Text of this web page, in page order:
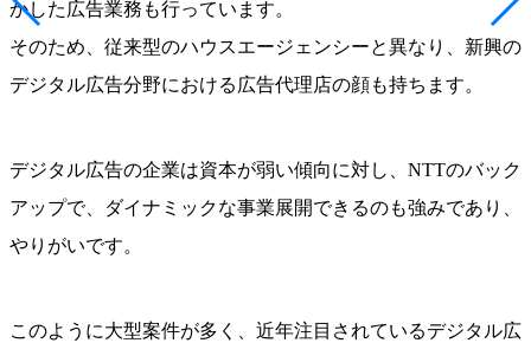
かした広告業務も行っています。
そのため、従来型のハウスエージェンシーと異なり、新興の
デジタル広告分野における広告代理店の顔も持ちます。
デジタル広告の企業は資本が弱い傾向に対し、NTTのバック
アップで、ダイナミックな事業展開できるのも強みであり、
やりがいです。
このように大型案件が多く、近年注目されているデジタル広